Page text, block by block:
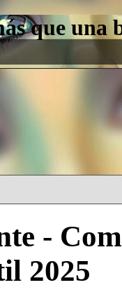
que una
-
2025